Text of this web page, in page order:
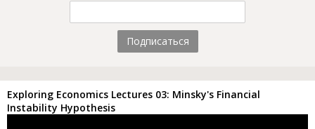
Подписаться
Exploring Economics Lectures 03: Minsky's Financial
Instability Hypothesis